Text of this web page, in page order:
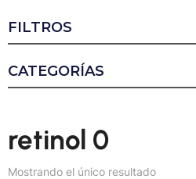
FILTROS
CATEGORÍAS
retinol 0
Mostrando el único resultado